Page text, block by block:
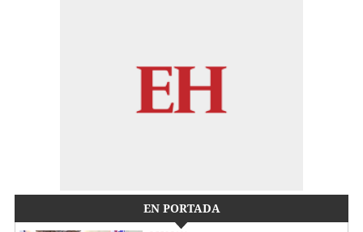
EN PORTADA